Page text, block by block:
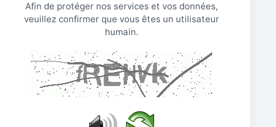
Afin de protéger nos services et vos données,
veuillez confirmer que vous êtes un utilisateur
humain.